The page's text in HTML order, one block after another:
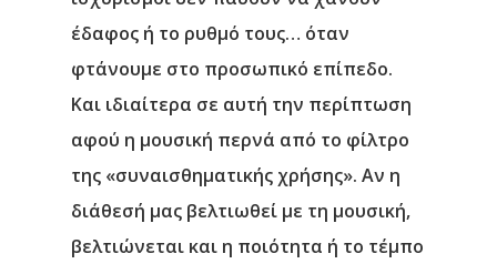
έδαφος ή το ρυθμό τους… όταν
φτάνουμε στο προσωπικό επίπεδο.
Και ιδιαίτερα σε αυτή την περίπτωση
αφού η μουσική περνά από το φίλτρο
της «συναισθηματικής χρήσης». Αν η
διάθεσή μας βελτιωθεί με τη μουσική,
βελτιώνεται και η ποιότητα ή το τέμπο